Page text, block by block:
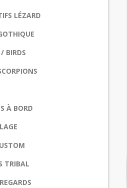
LÉZARD
BIRDS
À BORD
TRIBAL